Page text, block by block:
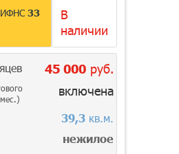
ИФНС33
В
наличии
45 000руб.
включена
39,3кв.м.
нежилое